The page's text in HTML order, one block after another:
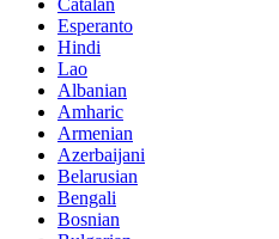
Catalan
Esperanto
Hindi
Lao
Albanian
Amharic
Armenian
Azerbaijani
Belarusian
Bengali
Bosnian